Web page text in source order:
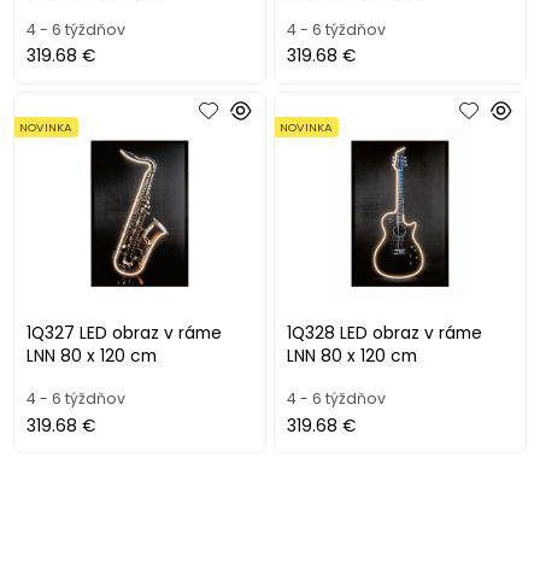
4 - 6 týždňov
319.68 €
4 - 6 týždňov
319.68 €
1Q327 LED obraz v ráme
LNN 80 x 120 cm
NOVINKA
4 - 6 týždňov
319.68 €
1Q328 LED obraz v ráme
LNN 80 x 120 cm
NOVINKA
4 - 6 týždňov
319.68 €